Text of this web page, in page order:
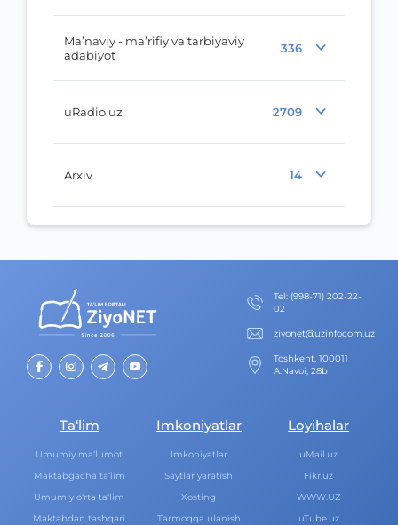
Ma’naviy - ma’rifiy va tarbiyaviy
adabiyot
336
uRadio.uz 2709
Arxiv 14
Теl: (998-71) 202-22-
02
ziyonet@uzinfocom.uz
Toshkent, 100011
A.Navoi, 28b
Ta‘lim
Umumiy ma‘lumot
Maktabgacha ta‘lim
Umumiy o‘rta ta‘lim
Maktabdan tashqari
Imkoniyatlar
Imkoniyatlar
Saytlar yaratish
Xosting
Tarmoqqa ulanish
Loyihalar
uMail.uz
Fikr.uz
WWW.UZ
uTube.uz